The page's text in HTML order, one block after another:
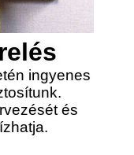
ingyenes
és